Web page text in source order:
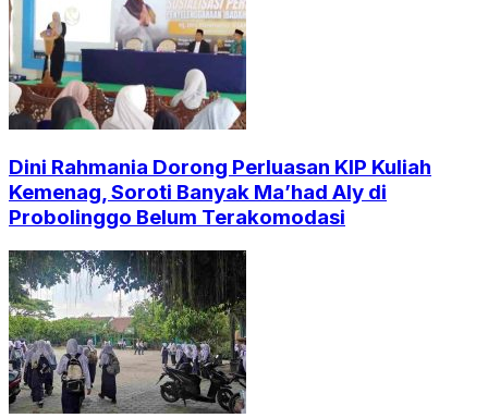
Dini Rahmania Dorong Perluasan KIP Kuliah
Kemenag, Soroti Banyak Ma’had Aly di
Probolinggo Belum Terakomodasi